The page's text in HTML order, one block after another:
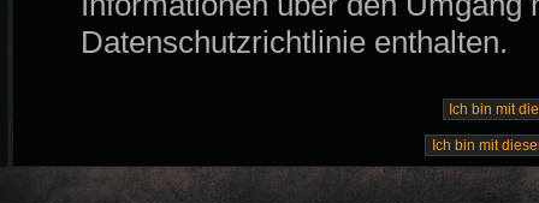
Datenschutzrichtlinie enthalten.